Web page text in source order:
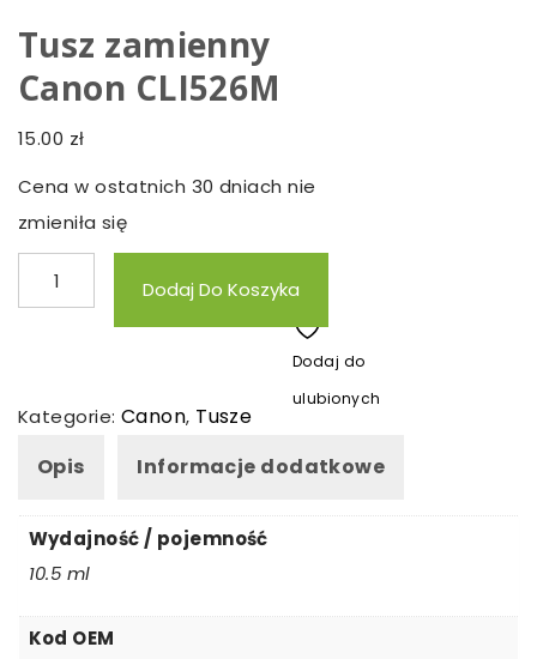
Tusz zamienny
Canon CLI526M
15.00 zł
Cena w ostatnich 30 dniach nie
zmieniła się
ilość
Tusz
CLI526M
Dodaj Do Koszyka
Dodaj do
ulubionych
Kategorie: Canon, Tusze
Opis
Informacje dodatkowe
Wydajność / pojemność
10.5 ml
Kod OEM